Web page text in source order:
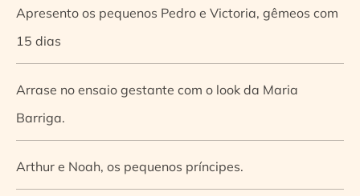
Apresento os pequenos Pedro e Victoria, gêmeos com
15 dias
Arrase no ensaio gestante com o look da Maria
Barriga.
Arthur e Noah, os pequenos príncipes.